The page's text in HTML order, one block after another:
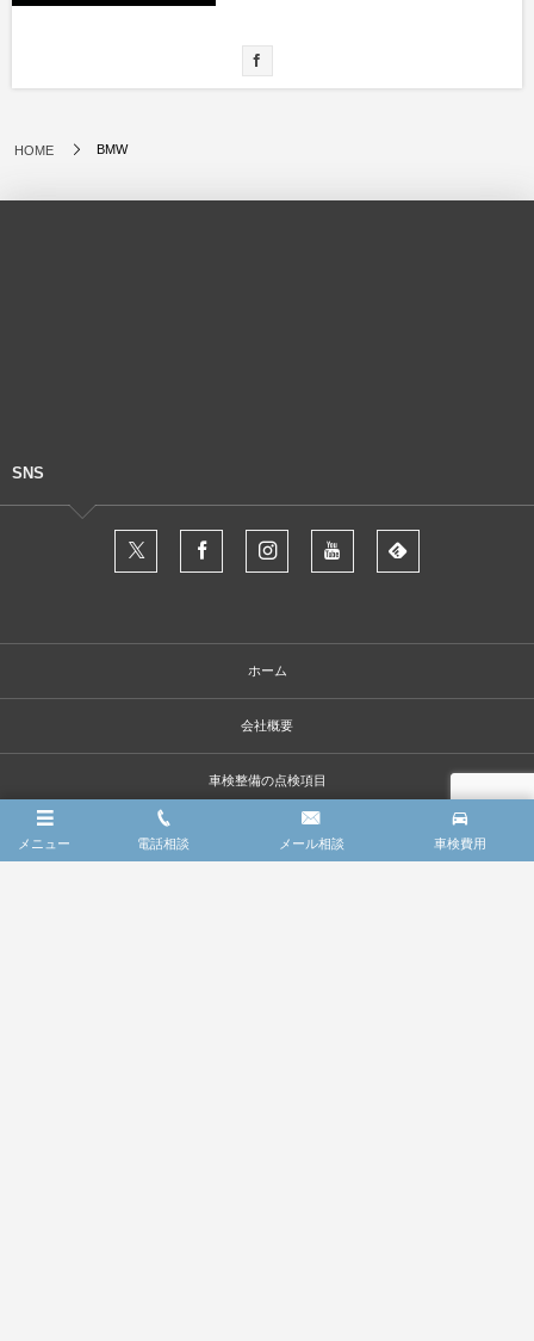
HOME BMW
SNS
ホーム
会社概要
車検整備の点検項目
メニュー 電話相談 メール相談 車検費用